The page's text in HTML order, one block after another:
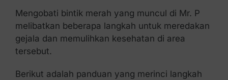
Mengobati bintik merah yang muncul di Mr. P
melibatkan beberapa langkah untuk meredakan
gejala dan memulihkan kesehatan di area
tersebut.
Berikut adalah panduan yang merinci langkah